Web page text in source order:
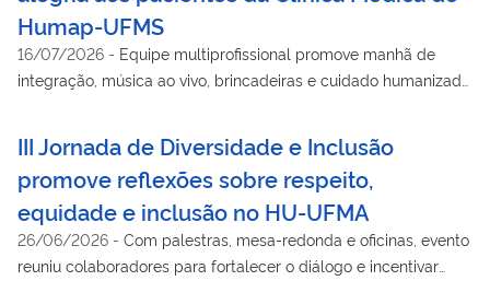
Humap-UFMS
16/07/2026 - Equipe multiprofissional promove manhã de
integração, música ao vivo, brincadeiras e cuidado humanizado
III Jornada de Diversidade e Inclusão
promove reflexões sobre respeito,
equidade e inclusão no HU-UFMA
26/06/2026 - Com palestras, mesa-redonda e oficinas, evento
reuniu colaboradores para fortalecer o diálogo e incentivar